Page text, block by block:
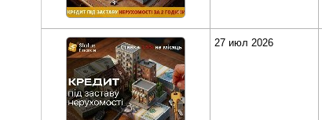
27 июл 2026